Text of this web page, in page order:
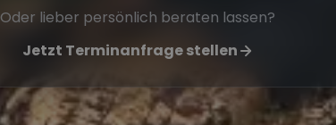
Oder lieber persönlich beraten lassen?
Jetzt Terminanfrage stellen